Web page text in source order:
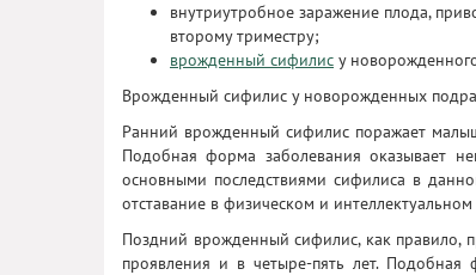
внутриутробное заражение плода,
второму триместру;
врожденный сифилис у
Врожденный сифилис у новорожденных
Ранний врожденный сифилис поражает
Подобная форма заболевания оказывает
основными последствиями сифилиса в
отставание в физическом и
Поздний врожденный сифилис, как правило,
проявления и в четыре-пять лет.